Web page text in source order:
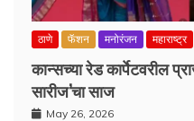
ठाणे फॅशन मनोरंजन महाराष्ट्र
कान्सच्या रेड कार्पेटवरील
सारीज’चा साज
May 26, 2026